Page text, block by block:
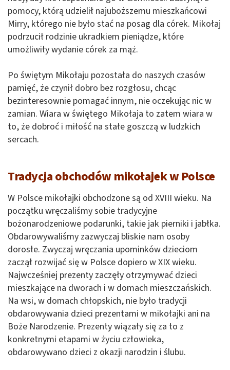
pomocy, którą udzielił najuboższemu mieszkańcowi
Mirry, którego nie było stać na posag dla córek. Mikołaj
podrzucił rodzinie ukradkiem pieniądze, które
umożliwiły wydanie córek za mąż.
Po świętym Mikołaju pozostała do naszych czasów
pamięć, że czynił dobro bez rozgłosu, chcąc
bezinteresownie pomagać innym, nie oczekując nic w
zamian. Wiara w świętego Mikołaja to zatem wiara w
to, że dobroć i miłość na stałe goszczą w ludzkich
sercach.
Tradycja obchodów mikołajek w Polsce
W Polsce mikołajki obchodzone są od XVIII wieku. Na
początku wręczaliśmy sobie tradycyjne
bożonarodzeniowe podarunki, takie jak pierniki i jabłka.
Obdarowywaliśmy zazwyczaj bliskie nam osoby
dorosłe. Zwyczaj wręczania upominków dzieciom
zaczął rozwijać się w Polsce dopiero w XIX wieku.
Najwcześniej prezenty zaczęły otrzymywać dzieci
mieszkające na dworach i w domach mieszczańskich.
Na wsi, w domach chłopskich, nie było tradycji
obdarowywania dzieci prezentami w mikołajki ani na
Boże Narodzenie. Prezenty wiązały się za to z
konkretnymi etapami w życiu człowieka,
obdarowywano dzieci z okazji narodzin i ślubu.